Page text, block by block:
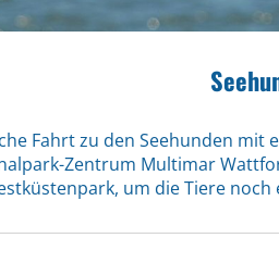
Fahrt zu den Seehunden
Zentrum Multimar
um die Tiere